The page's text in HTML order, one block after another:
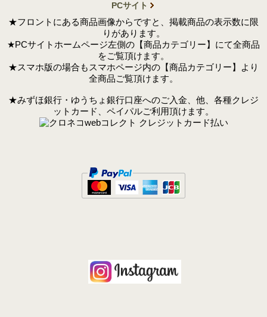
PCサイト
★フロントにある商品画像からですと、掲載商品の表示数に限
りがあります。
★PCサイトホームページ左側の【商品カテゴリー】にて全商品
をご覧頂けます。
★スマホ版の場合もスマホページ内の【商品カテゴリー】より
全商品ご覧頂けます。
★みずほ銀行・ゆうちょ銀行口座へのご入金、他、各種クレジ
ットカード、ペイパルご利用頂けます。